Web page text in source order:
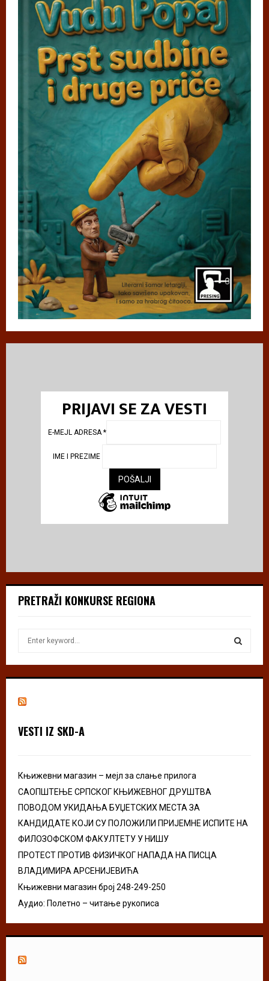
PRIJAVI SE ZA VESTI
E-MEJL ADRESA*
IME I PREZIME
PRETRAŽI KONKURSE REGIONA
h
r
S
VESTI IZ SKD-A
Књижевни магазин – мејл за слање прилога
САОПШТЕЊЕ СРПСКОГ КЊИЖЕВНОГ ДРУШТВА
ПОВОДОМ УКИДАЊА БУЏЕТСКИХ МЕСТА ЗА
КАНДИДАТЕ КОЈИ СУ ПОЛОЖИЛИ ПРИЈЕМНЕ ИСПИТЕ НА
ФИЛОЗОФСКОМ ФАКУЛТЕТУ У НИШУ
ПРОТЕСТ ПРОТИВ ФИЗИЧКОГ НАПАДА НА ПИСЦА
ВЛАДИМИРА АРСЕНИЈЕВИЋА
Књижевни магазин број 248-249-250
Аудио: Полетно – читање рукописа